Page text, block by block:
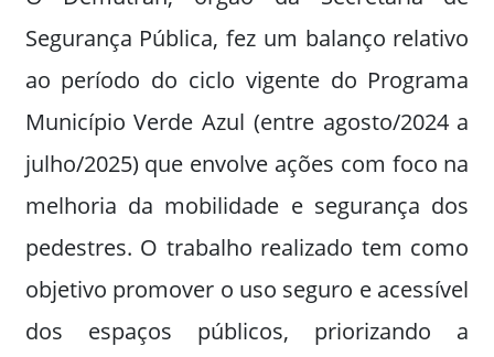
Segurança Pública, fez um balanço relativo
ao período do ciclo vigente do Programa
Município Verde Azul (entre agosto/2024 a
julho/2025) que envolve ações com foco na
melhoria da mobilidade e segurança dos
pedestres. O trabalho realizado tem como
objetivo promover o uso seguro e acessível
dos espaços públicos, priorizando a